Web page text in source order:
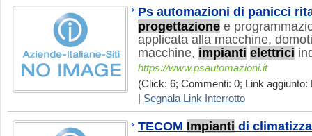
Ps automazioni di panicci
progettazione e
applicata alla macchine,
macchine, impianti elettrici
https://www.psautomazioni.it
(Click: 6; Commenti: 0; Link aggiunto:
Segnala Link Interrotto
TECOM Impianti di